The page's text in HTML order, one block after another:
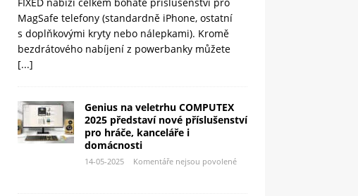
MagSafe telefony (standardně iPhone, ostatní
s doplňkovými kryty nebo nálepkami). Kromě
bezdrátového nabíjení z powerbanky můžete
[...]
Genius na veletrhu COMPUTEX
2025 představí nové příslušenství
pro hráče, kanceláře i
domácnosti
14-05-2025 Komentáře nejsou povolené